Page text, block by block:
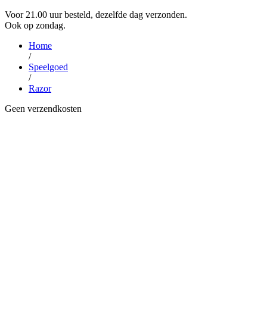
Voor 21.00 uur besteld, dezelfde dag verzonden.
Ook op zondag.
Home
/
Speelgoed
/
Razor
Geen verzendkosten